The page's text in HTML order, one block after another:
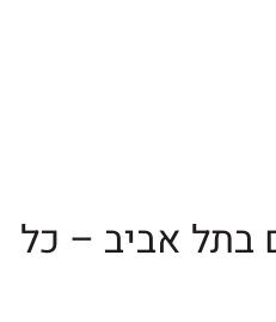
– כל